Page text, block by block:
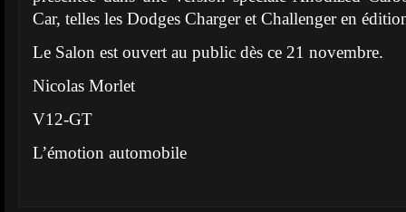
Car, telles les Dodges Charger et Challenger en
Le Salon est ouvert au public dès ce 21 novembre.
Nicolas Morlet
V12-GT
L’émotion automobile